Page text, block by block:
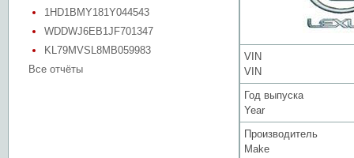
1HD1BMY181Y044543
WDDWJ6EB1JF701347
KL79MVSL8MB059983
Все отчёты
VIN
VIN
Год выпуска
Year
Производитель
Make